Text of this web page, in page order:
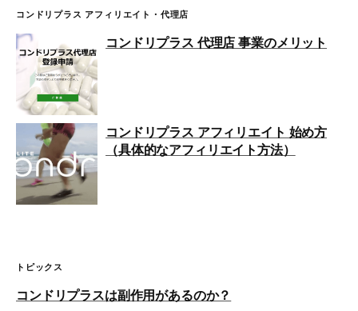
コンドリプラス アフィリエイト・代理店
コンドリプラス 代理店 事業のメリット
コンドリプラス アフィリエイト 始め方
（具体的なアフィリエイト方法）
トピックス
コンドリプラスは副作用があるのか？